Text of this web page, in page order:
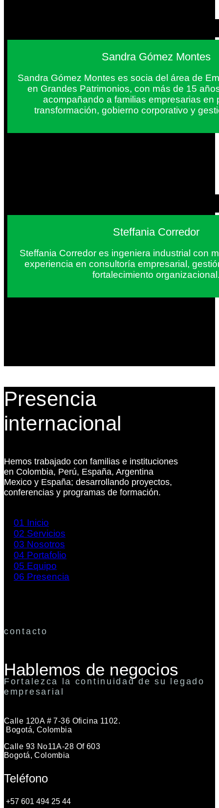
Sandra Gómez Montes
Sandra Gómez Montes es socia del área de
en Grandes Patrimonios, con más de 15
acompañando a familias empresarias en
transformación, gobierno corporativo y
Steffania Corredor
Steffania Corredor es ingeniera industrial con
experiencia en consultoría empresarial,
fortalecimiento
Presencia
internacional
Hemos trabajado con familias e instituciones
en Colombia, Perú, España, Argentina
Mexico y España; desarrollando proyectos,
conferencias y programas de formación.
01 Inicio
02 Servicios
03 Nosotros
04 Portafolio
05 Equipo
06 Presencia
contacto
Hablemos de negocios
Fortalezca la continuidad de su legado
empresarial
Calle 120A # 7-36 Oficina 1102.
Bogotá, Colombia
Calle 93 No11A-28 Of 603
Bogotá, Colombia
Teléfono
+57 601 494 25 44